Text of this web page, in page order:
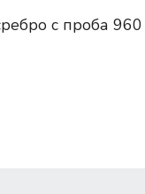
с проба